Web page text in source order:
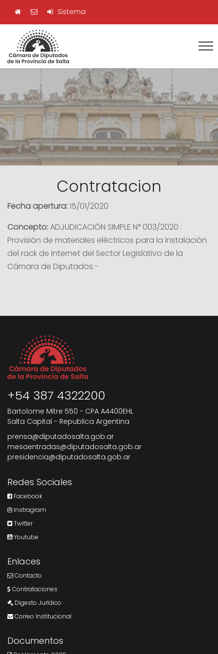
Sistema
Contratacion
Fecha apertura:15/01/2020
Concepto:ADJUDICACIÓN SIMPLE N° 003/2020 :
Provisión de materiales eléctricos para la instalación
del rack de internet del Sector Legislativo de la
Cámara de Diputados.-
+54 387 4322200
Bartolome Mitre 550 - CPA A4400EHL
Salta Capital - Republica Argentina
prensa@diputadosalta.gob.ar
mesaentradas@diputadosalta.gob.ar
presidencia@diputadosalta.gob.ar
Redes Sociales
Facebook
Instragram
Twitter
Youtube
Enlaces
Contacto
Contrataciones
Digesto Jurídico
Correo Institucional
Documentos